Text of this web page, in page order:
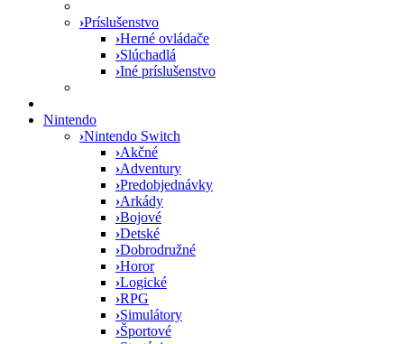
›Príslušenstvo
›Herné ovládače
›Slúchadlá
›Iné príslušenstvo
Nintendo
›Nintendo Switch
›Akčné
›Adventury
›Predobjednávky
›Arkády
›Bojové
›Detské
›Dobrodružné
›Horor
›Logické
›RPG
›Simulátory
›Športové